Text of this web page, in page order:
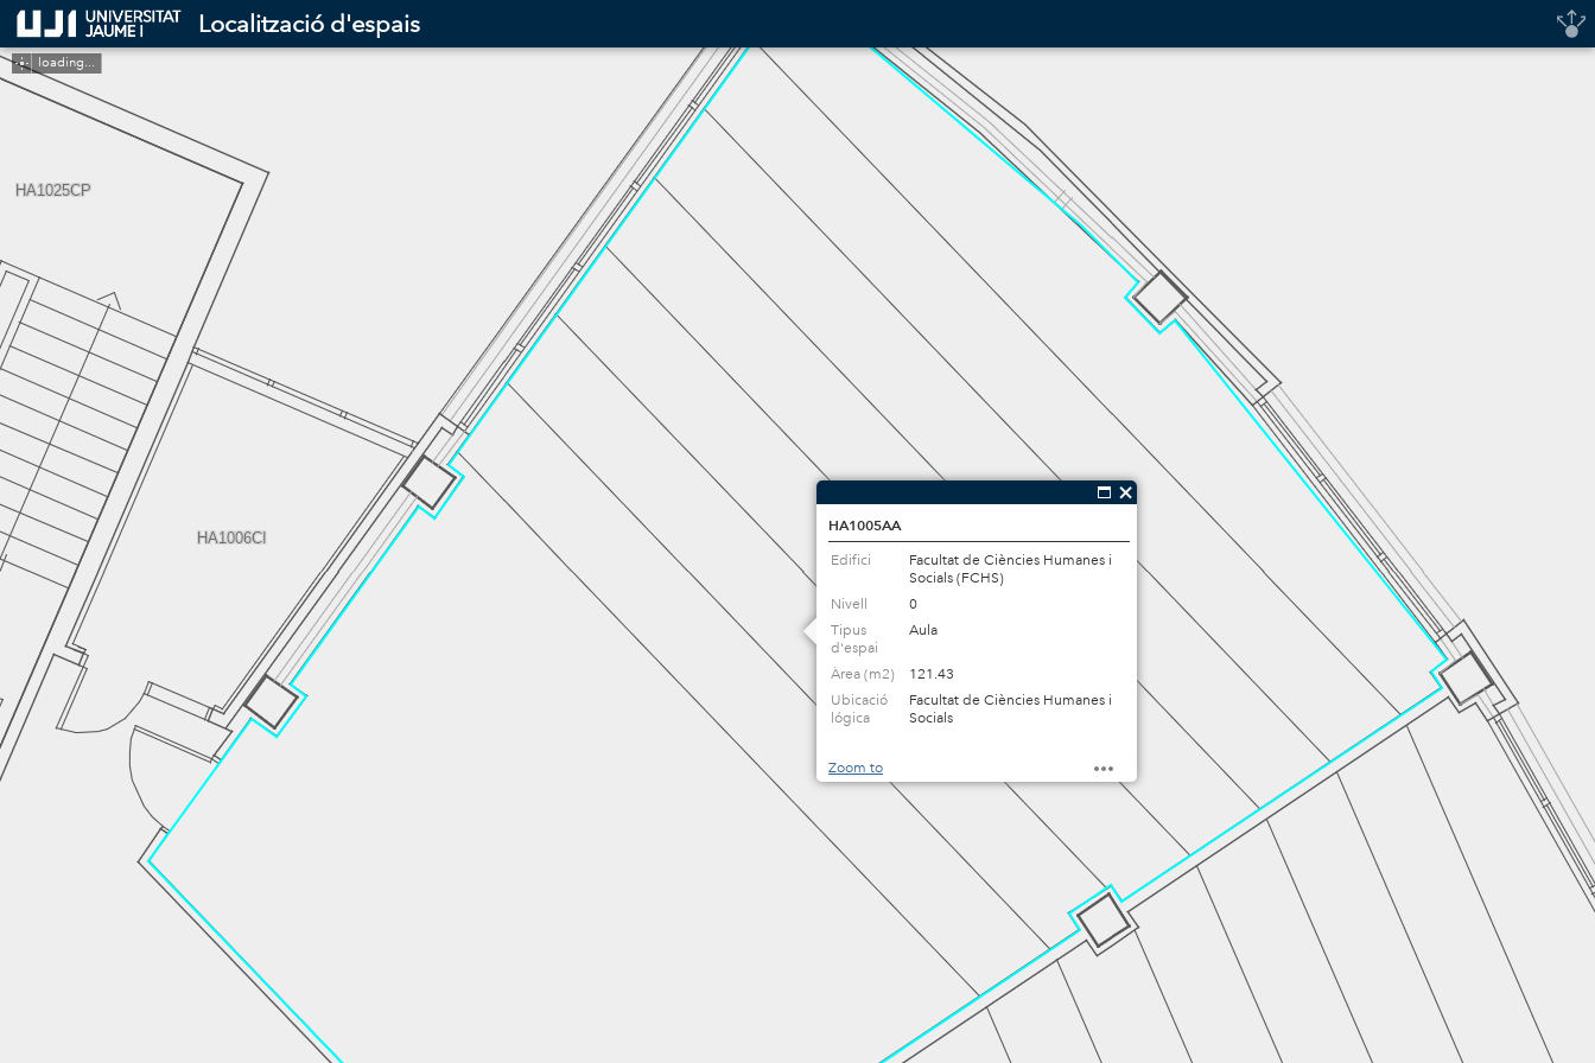
HA1006CI
HA1025CP
HA1005AA
HA1005AA
Edifici
Facultat de Ciències Humanes i
Socials (FCHS)
Nivell
0
Tipus
d'espai
Aula
Àrea (m2)
121.43
Ubicació
lógica
Facultat de Ciències Humanes i
Socials
Zoom to
loading...
Controller
Localització d'espais